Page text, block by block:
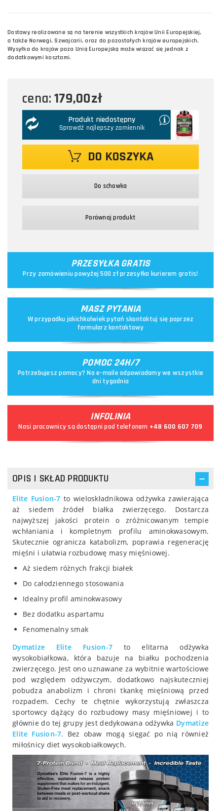
Dostawy realizowane są na terenie wszystkich krajów Unii Europejskiej,
a także Norwegi, Szwajcarii, oraz do pozostałych krajów europejskich.
Wysyłka do krajów poza Unią Europejską może wiązać się jednak z
dodatkowymi kosztami.
cena: 179,00zł
Produkt niedostępny
Sprawdź najlepszy zamiennik
DO KOSZYKA
Do schowka
Porównaj produkt
PRZESYŁKA GRATIS
Przy zamówieniu powyżej 500 zł przesyłka kurierem gratis!
MASZ PYTANIA
W przypadku jakichkolwiek pytań skontaktuj się poprzez
formularz kontaktowy
POMOC 24H/7
Potrzebujesz pomocy? Na e-maile odpowiadamy we wszystkie
dni tygodnia
INFOLINIA
Nasi pracownicy są dostępni pod telefonem +48 600 607 709
OPIS I SKŁAD PRODUKTU
Elite Fusion-7 to wieloskładnikowa odżywka zawierająca
aż siedem źródeł białka zwierzęcego. Dostarcza
najwyższej jakości protein o zróżnicowanym tempie
wchłaniania i kompletnym profilu aminokwasowym.
Skutecznie ogranicza katabolizm, poprawia regenerację
mięśni i ułatwia rozbudowę masy mięśniowej.
Aż siedem różnych frakcji białek
Do całodziennego stosowania
Idealny profil aminokwasowy
Bez dodatku aspartamu
Fenomenalny smak
Dymatize Elite Fusion-7 to elitarna odżywka
wysokobiałkowa, która bazuje na białku pochodzenia
zwierzęcego. Jest ono uznawane za wybitnie wartościowe
pod względem odżywczym, dodatkowo najskuteczniej
pobudza anabolizm i chroni tkankę mięśniową przed
rozpadem. Cechy te chętnie wykorzystują zwłaszcza
sportowcy dążący do rozbudowy masy mięśniowej i to
głównie do tej grupy jest dedykowana odżywka Dymatize
Elite Fusion-7. Bez obaw mogą sięgać po nią również
miłośnicy diet wysokobiałkowych.